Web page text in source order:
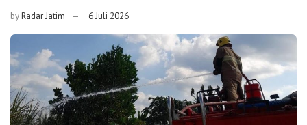
byRadar Jatim 6 Juli 2026